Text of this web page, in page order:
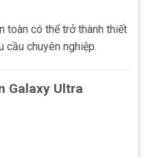
toàn có thể trở thành thiết
cầu chuyên nghiệp.
Galaxy Ultra